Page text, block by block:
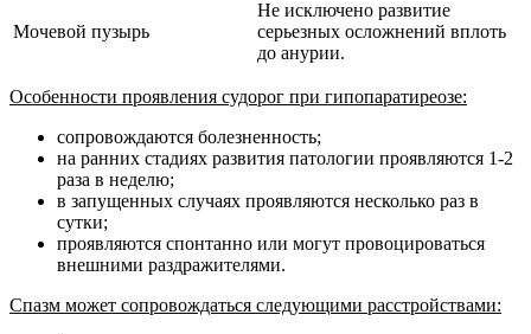
Мочевой пузырь
Не исключено развитие
серьезных осложнений вплоть
до анурии.
Особенности проявления судорог при гипопаратиреозе:
сопровождаются болезненность;
на ранних стадиях развития патологии проявляются 1-2
раза в неделю;
в запущенных случаях проявляются несколько раз в
сутки;
проявляются спонтанно или могут провоцироваться
внешними раздражителями.
Спазм может сопровождаться следующими расстройствами: